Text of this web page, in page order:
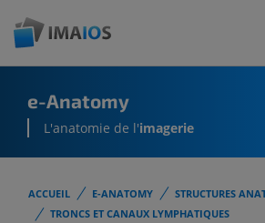
e-Anatomy
L'anatomie de l'imagerie
ACCUEIL E-ANATOMY STRUCTURES
TRONCS ET CANAUX LYMPHATIQUES